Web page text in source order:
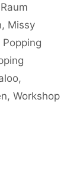
, Missy
Popping
,
, Workshop